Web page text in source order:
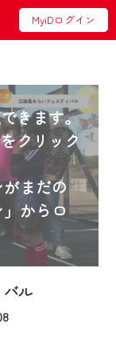
MyiDログイン
きます。
クリック
まだの
からロ
バル
』は2024
！
の地域